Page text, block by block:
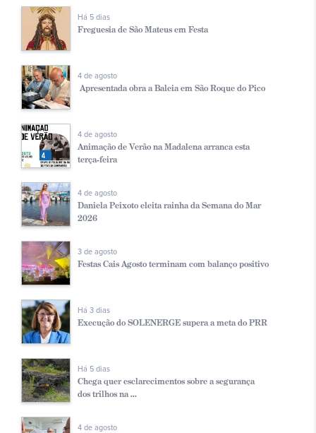
Há 5 dias
Freguesia de São Mateus em Festa
4 de agosto
Apresentada obra a Baleia em São Roque do Pico
4 de agosto
Animação de Verão na Madalena arranca esta
terça-feira
4 de agosto
Daniela Peixoto eleita rainha da Semana do Mar
2026
3 de agosto
Festas Cais Agosto terminam com balanço positivo
Há 3 dias
Execução do SOLENERGE supera a meta do PRR
Há 5 dias
Chega quer esclarecimentos sobre a segurança
dos trilhos na ...
4 de agosto